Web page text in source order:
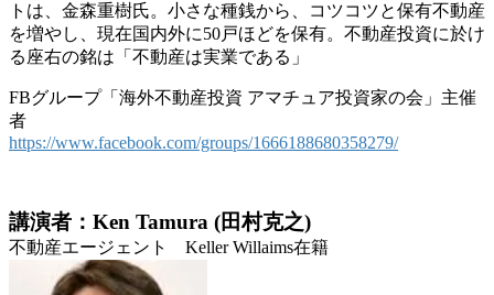
トは、金森重樹氏。小さな種銭から、コツコツと保有不動産
を増やし、現在国内外に50戸ほどを保有。不動産投資に於け
る座右の銘は「不動産は実業である」
FBグループ「海外不動産投資 アマチュア投資家の会」主催
者
https://www.facebook.com/groups/1666188680358279/
講演者：Ken Tamura (田村克之)
不動産エージェント Keller Willaims在籍